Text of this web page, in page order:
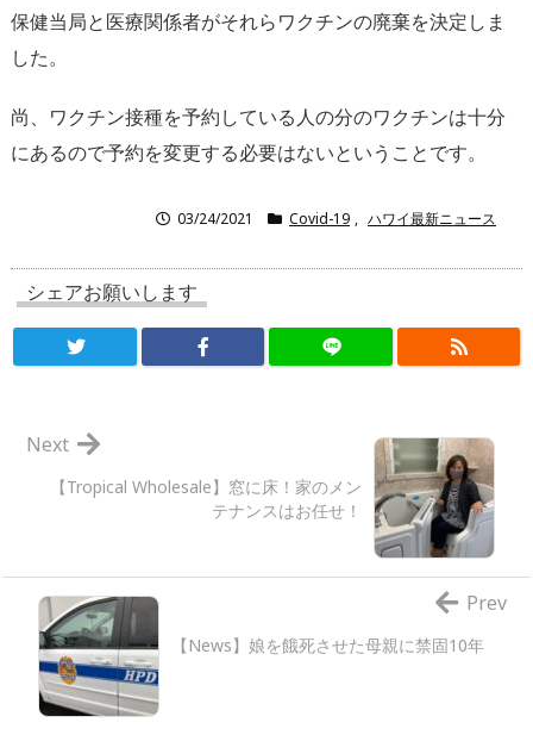
保健当局と医療関係者がそれらワクチンの廃棄を決定しま
した。
尚、ワクチン接種を予約している人の分のワクチンは十分
にあるので予約を変更する必要はないということです。
03/24/2021 Covid-19 , ハワイ最新ニュース
シェアお願いします
【Tropical Wholesale】窓に床！家のメン
テナンスはお任せ！
Next
【News】娘を餓死させた母親に禁固10年
Prev